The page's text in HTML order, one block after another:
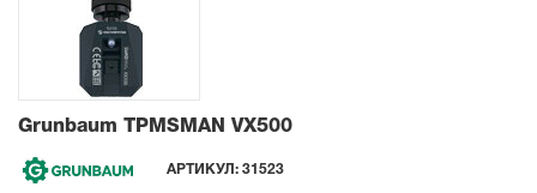
Grunbaum TPMSMAN VX500
АРТИКУЛ: 31523